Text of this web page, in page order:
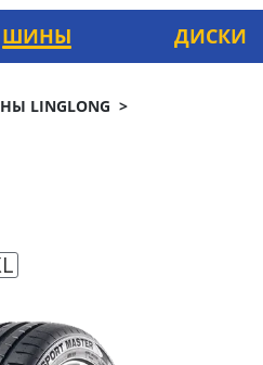
ШИНЫ ДИСКИ
LINGLONG